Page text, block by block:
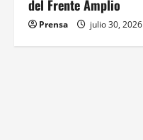
e
e
del Frente Amplio
Prensa julio 30, 2026